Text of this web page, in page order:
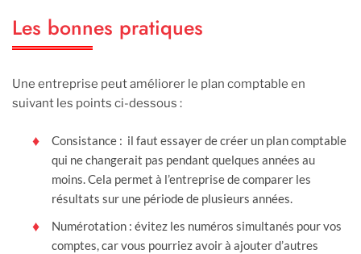
Les bonnes pratiques
Une entreprise peut améliorer le plan comptable en
suivant les points ci-dessous :
Consistance : il faut essayer de créer un plan comptable
qui ne changerait pas pendant quelques années au
moins. Cela permet à l’entreprise de comparer les
résultats sur une période de plusieurs années.
Numérotation : évitez les numéros simultanés pour vos
comptes, car vous pourriez avoir à ajouter d’autres